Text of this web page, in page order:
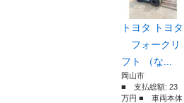
トヨタ トヨタ
フォークリ
フト （な...
岡山市
■ 支払総額: 23
万円 ■ 車両本体